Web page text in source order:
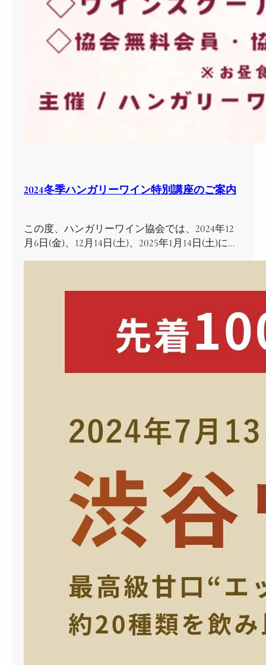
2024冬季ハンガリーワイン特別講座のご案内
この度、ハンガリーワイン協会では、2024年12
月6日(金)、12月14日(土)、2025年1月14日(土)に…